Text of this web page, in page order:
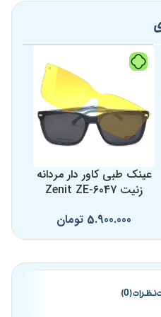
عینک طبی کاور دار مردانه
زنیت Zenit ZE-6047
5.900.000 تومان
نظرات (0)